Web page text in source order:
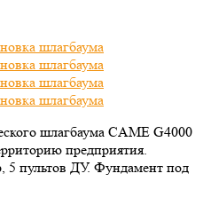
шлагбаума CAME G4000
предприятия.
5 пультов ДУ. Фундамент под